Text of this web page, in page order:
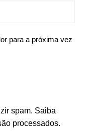
para a próxima vez
spam. Saiba
processados.